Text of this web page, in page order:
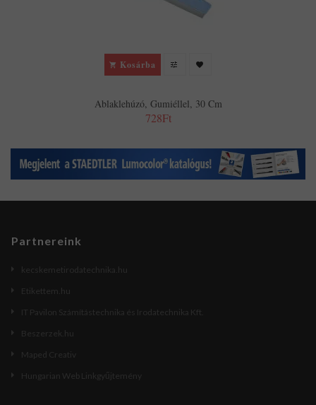
Kosárba
Ablaklehúzó, Gumiéllel, 30 Cm
728Ft
Partnereink
kecskemetirodatechnika.hu
Etikettem.hu
IT Pavilon Számítástechnika és Irodatechnika Kft.
Beszerzek.hu
Maped Creativ
Hungarian Web Linkgyűjtemény